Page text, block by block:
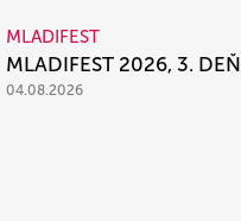
MLADIFEST
MLADIFEST 2026, 3. DEŇ
04.08.2026